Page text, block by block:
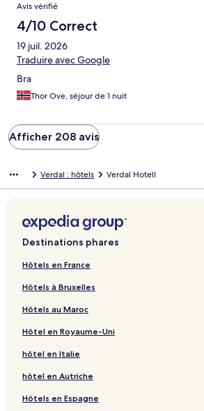
Avis vérifié
4/10 Correct
19 juil. 2026
Traduire avec Google
Bra
Thor Ove, séjour de 1 nuit
Afficher 208 avis
Verdal : hôtels Verdal Hotell
Destinations phares
Hôtels en France
Hôtels à Bruxelles
Hôtels au Maroc
Hôtel en Royaume-Uni
hôtel en Italie
hôtel en Autriche
Hôtels en Espagne